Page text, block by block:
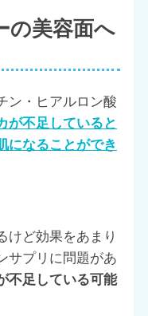
の美容面へ
ン・ヒアルロン酸
が不足していると
になることができ
けど効果をあまり
サプリに問題があ
不足している可能